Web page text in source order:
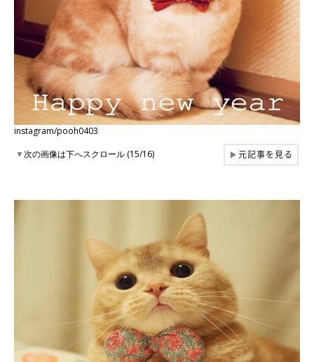
instagram/pooh0403
▼次の画像は下へスクロール (15/16) ▶元記事を見る